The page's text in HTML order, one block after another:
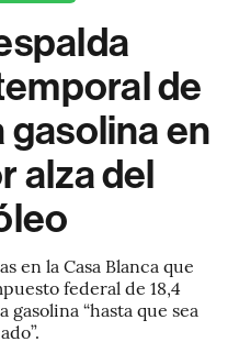
de
gasolina en
alza del
en la Casa Blanca que
federal de 18,4
“hasta que sea